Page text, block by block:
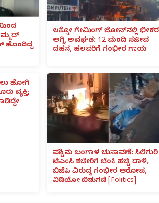
ಹೊಂದಿದ್ದ
ಲಕ್ನೋ ಗೇಮಿಂಗ್ ಜೋನ್‌ನಲ್ಲಿ ಭೀಕರ
ಅಗ್ನಿ ಅವಘಡ: 12 ಮಂದಿ ಸಜೀವ
ದಹನ, ಹಲವರಿಗೆ ಗಂಭೀರ ಗಾಯ
ಹೋಗಿ
ವ್ಯಕ್ತಿ;
ಪಶ್ಚಿಮ ಬಂಗಾಳ ಚುನಾವಣೆ: ಸಿಲಿಗುರಿ
ಟಿಎಂಸಿ ಕಚೇರಿಗೆ ಬೆಂಕಿ ಹಚ್ಚಿ ದಾಳಿ,
ಬಿಜೆಪಿ ವಿರುದ್ಧ ಗಂಭೀರ ಆರೋಪ,
ವಿಡಿಯೋ ಬಿಡುಗಡೆ [Politics]